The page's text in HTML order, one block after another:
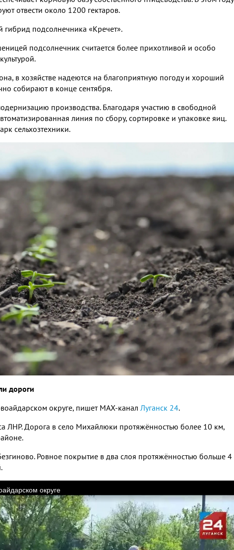
отвести около 1200 гектаров.
гибрид подсолнечника «Кречет».
подсолнечник считается более прихотливой и особо
.
, в хозяйстве надеются на благоприятную погоду и хороший
собирают в конце сентября.
производства. Благодаря участию в свободной
линия по сбору, сортировке и упаковке яиц.
сельхозтехники.
дороги
округе, пишет МАХ-канал Луганск 24.
ЛНР. Дорога в село Михайлюки протяжённостью более 10 км,
.
. Ровное покрытие в два слоя протяжённостью больше 4
.